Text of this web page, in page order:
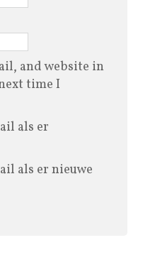
and website in
time I
als er
als er nieuwe